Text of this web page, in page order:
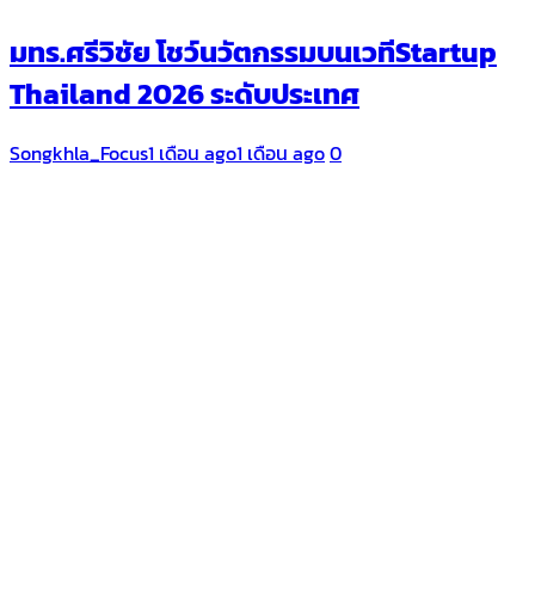
มทร.ศรีวิชัย โชว์นวัตกรรมบนเวทีStartup
Thailand 2026 ระดับประเทศ
Songkhla_Focus1 เดือน ago1 เดือน ago0